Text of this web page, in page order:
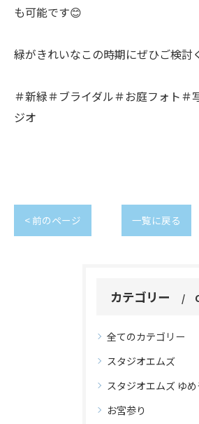
も可能です😊
緑がきれいなこの時期にぜひご検討
＃新緑＃ブライダル＃お庭フォト＃
ジオ
< 前のページ 一覧に戻る
カテゴリー
全てのカテゴリー
スタジオエムズ
スタジオエムズ ゆ
お宮参り